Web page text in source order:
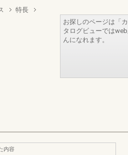
特長
お探しのページは「
タログビューでは
んになれます。
内容